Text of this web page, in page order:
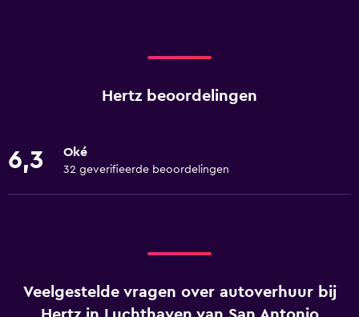
Hertz beoordelingen
6,3 Oké
32 geverifieerde beoordelingen
Veelgestelde vragen over autoverhuur bij